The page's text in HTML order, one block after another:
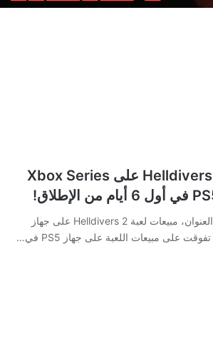
مبيعات Helldivers 2 على Xbox Series
نعم كما يقول العنوان، مبيعات لعبة Helldivers 2 على جهاز